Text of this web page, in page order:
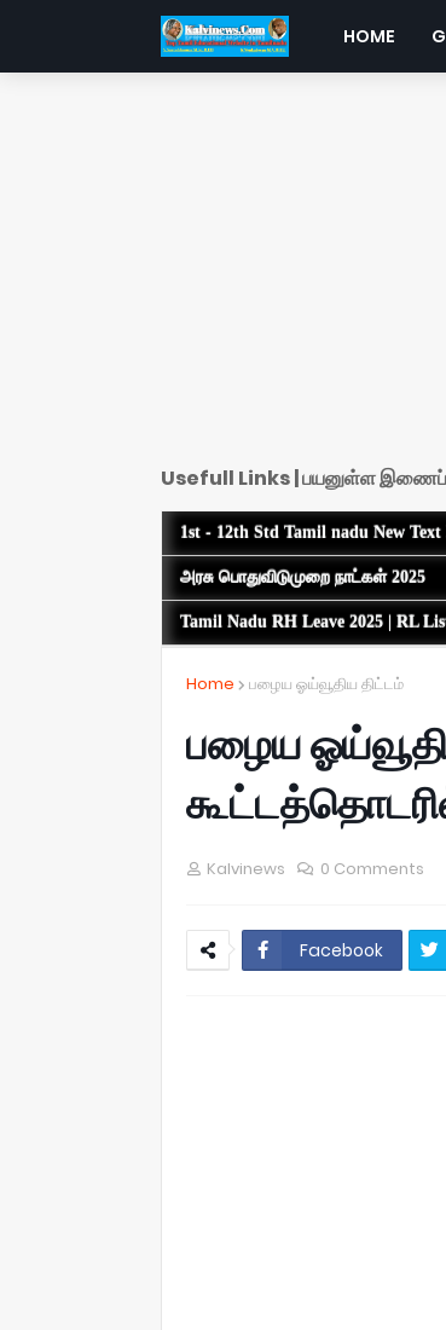
HOME
Usefull Links | பயனுள்ள
1st - 12th Std Tamil nadu New Text
அரசு பொதுவிடுமுறை நாட்கள் 2025
Tamil Nadu RH Leave 2025 | RL
Home பழைய ஓய்வூதிய திட்டம்
பழைய
Kalvinews 0 Comments
Facebook